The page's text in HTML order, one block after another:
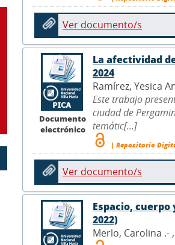
Ver documento/s
Documento
electrónico
La afectividad
2024
Ramírez, Yesica
Este trabajo
ciudad de
temátic[...]
| Repositorio
Ver documento/s
Espacio,
2022)
Merlo, Carolina .- ,